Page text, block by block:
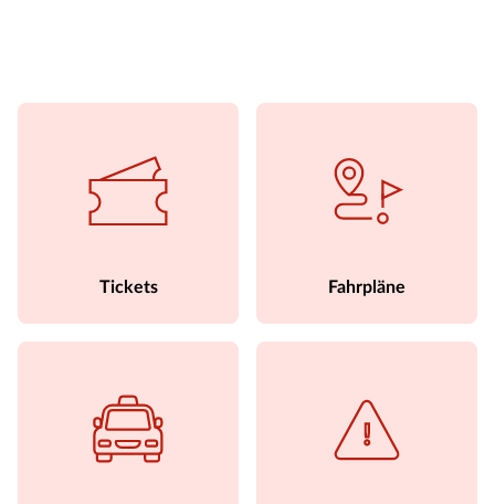
Tickets Fahrpläne